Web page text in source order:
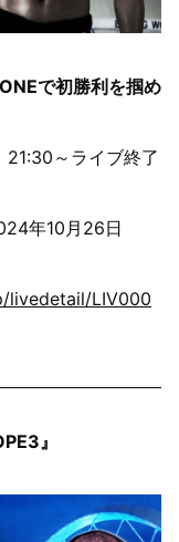
で初勝利を掴め
21:30～ライブ終了
年10月26日
livedetail/LIV000
』